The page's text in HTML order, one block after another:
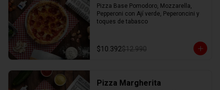
Pizza Base Pomodoro, Mozzarella,
Pepperoni con Ají verde, Peperoncini y
toques de tabasco
$10.392$12.990
Pizza Margherita